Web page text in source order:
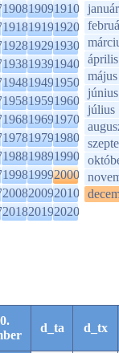
190819091910
191819191920
192819291930
193819391940
194819491950
195819591960
196819691970
197819791980
198819891990
199819992000
200820092010
201820192020
január
április
május
június
július
d_ta d_tx